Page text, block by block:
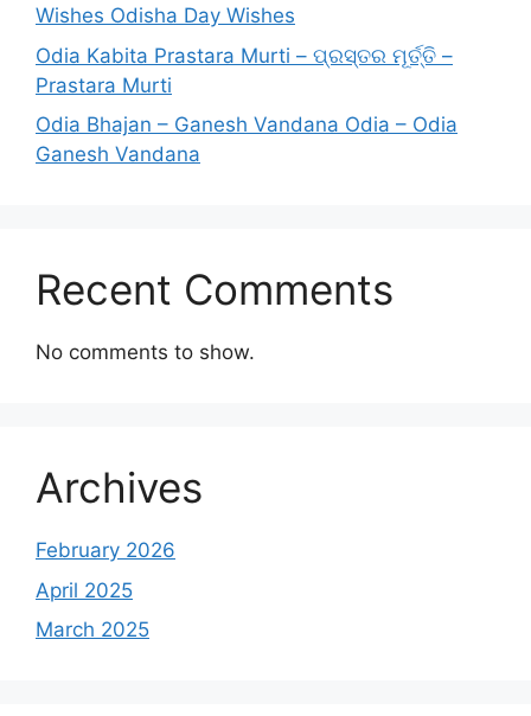
Wishes Odisha Day Wishes
Odia Kabita Prastara Murti – ପ୍ରସ୍ତର ମୂର୍ତ୍ତି –
Prastara Murti
Odia Bhajan – Ganesh Vandana Odia – Odia
Ganesh Vandana
Recent Comments
No comments to show.
Archives
February 2026
April 2025
March 2025